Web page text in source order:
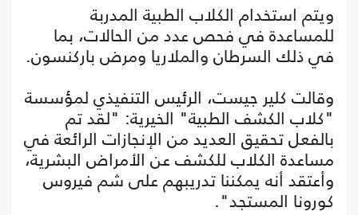
ويتم استخدام الكلاب الطبية المدربة
للمساعدة في فحص عدد من الحالات، بما
في ذلك السرطان والملاريا ومرض باركنسون.
وقالت كلير جيست، الرئيس التنفيذي لمؤسسة
"كلاب الكشف الطبية" الخيرية: "لقد تم
بالفعل تحقيق العديد من الإنجازات الرائعة في
مساعدة الكلاب للكشف عن الأمراض البشرية،
وأعتقد أنه يمكننا تدريبهم على شم فيروس
كورونا المستجد".